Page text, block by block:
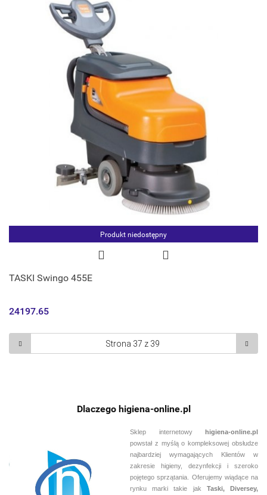
Produkt niedostępny
TASKI Swingo 455E
24197.65
Dlaczego higiena-online.pl
Sklep internetowy higiena-online.pl
powstał z myślą o kompleksowej obsłudze
najbardziej wymagających Klientów w
zakresie higieny, dezynfekcji i szeroko
pojętego sprzątania. Oferujemy wiądące na
rynku marki takie jak Taski, Diversey,